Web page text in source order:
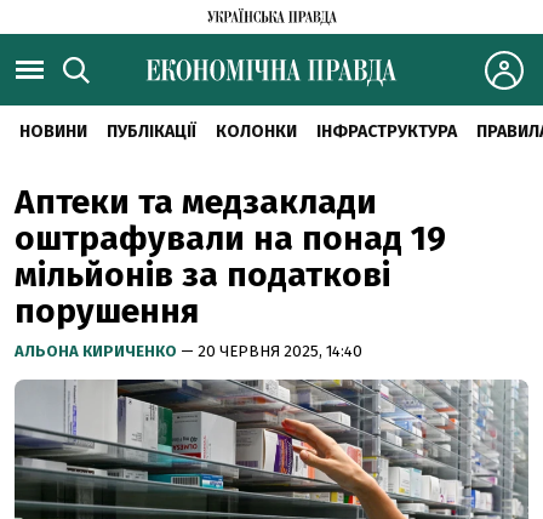
НОВИНИ ПУБЛІКАЦІЇ КОЛОНКИ ІНФРАСТРУКТУРА
Аптеки та медзаклади
оштрафували на понад 19
мільйонів за податкові
порушення
АЛЬОНА КИРИЧЕНКО — 20 ЧЕРВНЯ 2025, 14:40